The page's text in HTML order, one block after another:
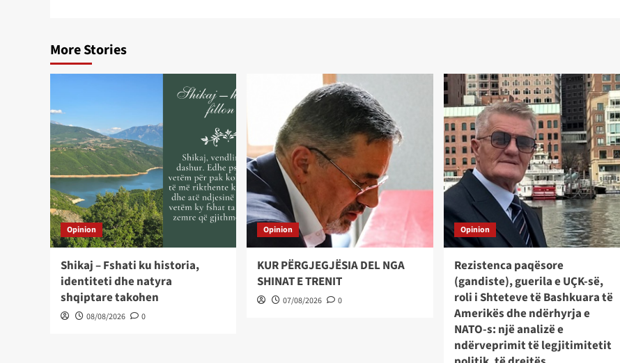
More Stories
Opinion
Shikaj – Fshati ku historia,
identiteti dhe natyra
shqiptare takohen
08/08/2026 0
Opinion
KUR PËRGJEGJËSIA DEL NGA
SHINAT E TRENIT
07/08/2026 0
Opinion
Rezistenca paqësore
(gandiste), guerila e UÇK-së,
roli i Shteteve të Bashkuara të
Amerikës dhe ndërhyrja e
NATO-s: një analizë e
ndërveprimit të legjitimitetit